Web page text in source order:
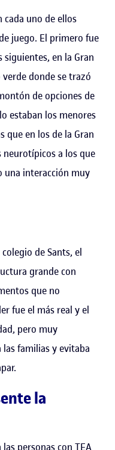
cada uno de ellos
juego. El primero fue
siguientes, en la Gran
verde donde se trazó
de opciones de
estaban los menores
que en los de la Gran
neurotípicos a los que
una interacción muy
de Sants, el
grande con
que no
fue el más real y el
pero muy
familias y evitaba
la
personas con TEA